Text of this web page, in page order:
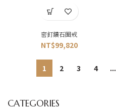
CATEGORIES
密釘鑽石圈戒
NT$99,820
1 2 3 4 ...